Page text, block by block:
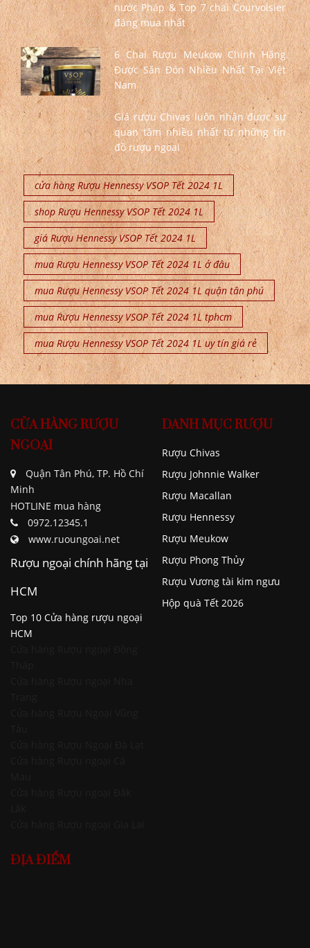
nước Pháp & Top 7 chai Courvoisier
đáng mua nhất
6 Chai Rượu Meukow Chính Hãng
Được Săn Đón Nhiều Nhất Tại Việt
Nam
Giá rượu Chivas luôn nhận được sự
quan tâm nhiều nhất từ những tín
đồ rượu ngoại
cửa hàng Rượu Hennessy VSOP Tết 2024 1L
shop Rượu Hennessy VSOP Tết 2024 1L
giá Rượu Hennessy VSOP Tết 2024 1L
mua Rượu Hennessy VSOP Tết 2024 1L ở đâu
mua Rượu Hennessy VSOP Tết 2024 1L quận tân phú
mua Rượu Hennessy VSOP Tết 2024 1L tphcm
mua Rượu Hennessy VSOP Tết 2024 1L uy tín giá rẻ
CỬA HÀNG RƯỢU
NGOẠI
Quận Tân Phú, TP. Hồ Chí
Minh
HOTLINE mua hàng
0972.12345.1
www.ruoungoai.net
Rượu ngoại chính hãng tại
HCM
Top 10 Cửa hàng rượu ngoại
HCM
DANH MỤC RƯỢU
Rượu Chivas
Rượu Johnnie Walker
Rượu Macallan
Rượu Hennessy
Rượu Meukow
Rượu Phong Thủy
Rượu Vương tài kim ngưu
Hộp quà Tết 2026
ĐỊA ĐIỂM